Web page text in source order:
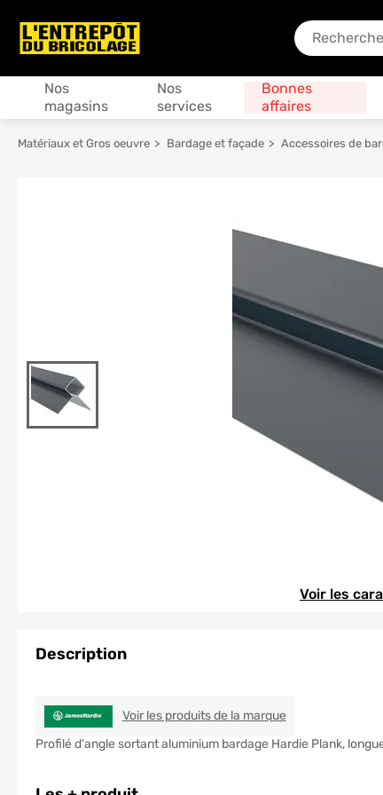
En quoi puis-
Nos
magasins
Nos
services
Bonnes
affaires
Matériaux et Gros oeuvre Bardage et façade Accessoires de
Voir les
Description
Voir les produits de la marqueJAMES HARDIE
Profilé d'angle sortant aluminium bardage Hardie Plank,